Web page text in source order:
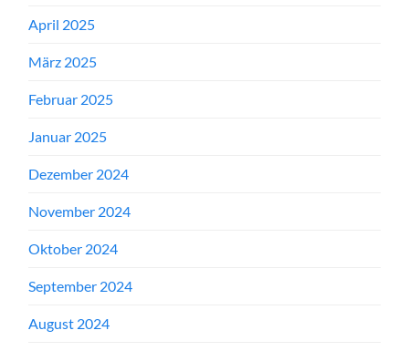
April 2025
März 2025
Februar 2025
Januar 2025
Dezember 2024
November 2024
Oktober 2024
September 2024
August 2024